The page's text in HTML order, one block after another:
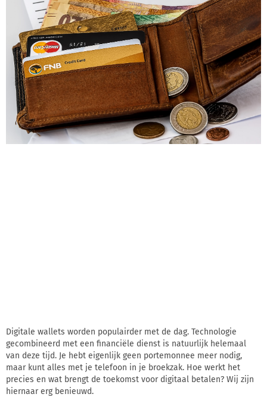
Digitale wallets worden populairder met de dag. Technologie
gecombineerd met een financiële dienst is natuurlijk helemaal
van deze tijd. Je hebt eigenlijk geen portemonnee meer nodig,
maar kunt alles met je telefoon in je broekzak. Hoe werkt het
precies en wat brengt de toekomst voor digitaal betalen? Wij zijn
hiernaar erg benieuwd.